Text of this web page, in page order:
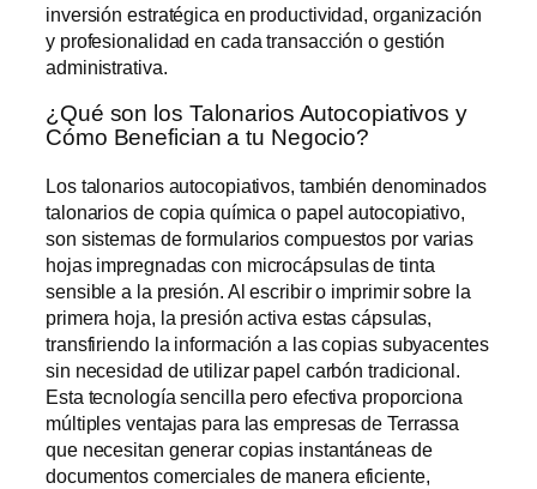
inversión estratégica en productividad, organización
y profesionalidad en cada transacción o gestión
administrativa.
¿Qué son los Talonarios Autocopiativos y
Cómo Benefician a tu Negocio?
Los talonarios autocopiativos, también denominados
talonarios de copia química o papel autocopiativo,
son sistemas de formularios compuestos por varias
hojas impregnadas con microcápsulas de tinta
sensible a la presión. Al escribir o imprimir sobre la
primera hoja, la presión activa estas cápsulas,
transfiriendo la información a las copias subyacentes
sin necesidad de utilizar papel carbón tradicional.
Esta tecnología sencilla pero efectiva proporciona
múltiples ventajas para las empresas de Terrassa
que necesitan generar copias instantáneas de
documentos comerciales de manera eficiente,